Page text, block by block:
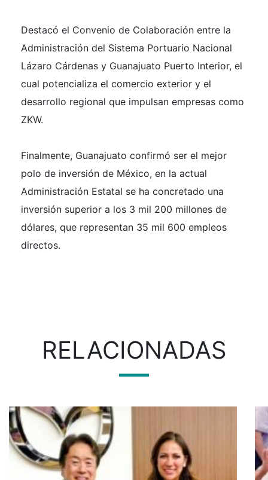
Destacó el Convenio de Colaboración entre la
Administración del Sistema Portuario Nacional
Lázaro Cárdenas y Guanajuato Puerto Interior, el
cual potencializa el comercio exterior y el
desarrollo regional que impulsan empresas como
ZKW.
Finalmente, Guanajuato confirmó ser el mejor
polo de inversión de México, en la actual
Administración Estatal se ha concretado una
inversión superior a los 3 mil 200 millones de
dólares, que representan 35 mil 600 empleos
directos.
RELACIONADAS